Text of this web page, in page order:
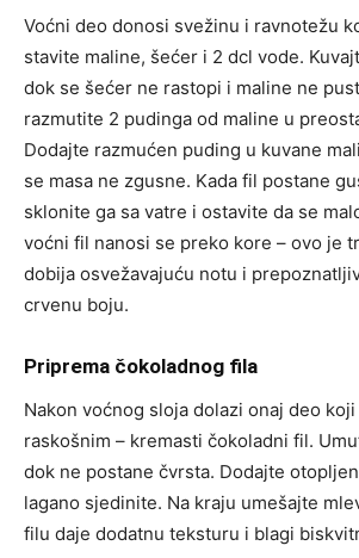
Voćni deo donosi svežinu i ravnotežu
stavite maline, šećer i 2 dcl vode.
dok se šećer ne rastopi i maline ne
razmutite 2 pudinga od maline u
Dodajte razmućen puding u kuvane
se masa ne zgusne. Kada fil postane
sklonite ga sa vatre i ostavite da se
voćni fil nanosi se preko kore – ovo je
dobija osvežavajuću notu i
crvenu boju.
Priprema čokoladnog fila
Nakon voćnog sloja dolazi onaj deo
raskošnim – kremasti čokoladni fil.
dok ne postane čvrsta. Dodajte
lagano sjedinite. Na kraju umešajte
filu daje dodatnu teksturu i blagi